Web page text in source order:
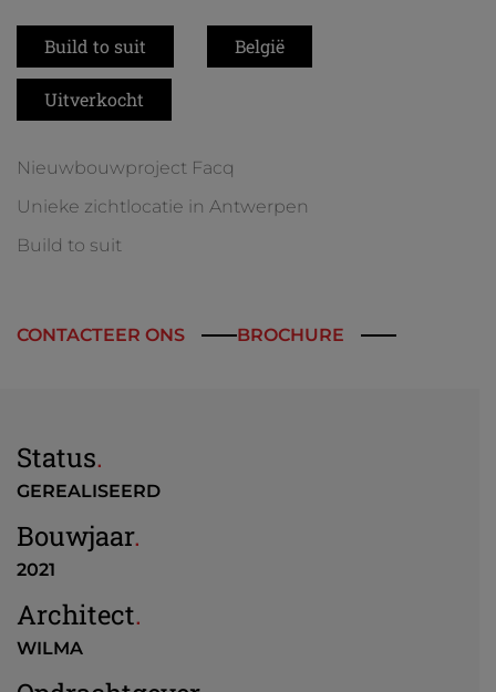
Build to suit België
Uitverkocht
Nieuwbouwproject Facq
Unieke zichtlocatie in Antwerpen
Build to suit
CONTACTEER ONS BROCHURE
Status.
GEREALISEERD
Bouwjaar.
2021
Architect.
WILMA